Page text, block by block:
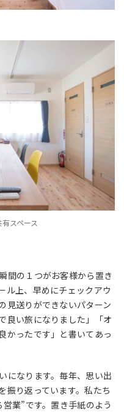
スペース
間の１つがお客様から置き
ル上、早めにチェックアウ
見送りができないパターン
良い旅になりました」「オ
かったです」と書いてあっ
になります。毎年、思い出
振り返っています。私たち
業”です。置き手紙のよう